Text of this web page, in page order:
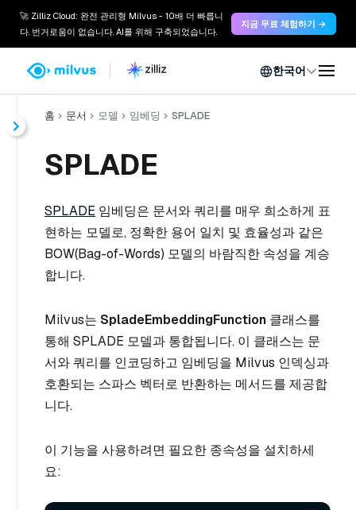
🚀 Zilliz Cloud: 완전 관리형 Milvus - 10배 더 빠릅니
다. 번거로움이 없습니다. AI를 위해 구축되었습니다.
지금 무료 체험하기 →
한국어
홈 문서 모델 임베딩 SPLADE
SPLADE
SPLADE 임베딩은 문서와 쿼리를 매우 희소하게 표
현하는 모델로, 정확한 용어 일치 및 효율성과 같은
BOW(Bag-of-Words) 모델의 바람직한 속성을 계승
합니다.
Milvus는 SpladeEmbeddingFunction 클래스를
통해 SPLADE 모델과 통합됩니다. 이 클래스는 문
서와 쿼리를 인코딩하고 임베딩을 Milvus 인덱싱과
호환되는 스파스 벡터로 반환하는 메서드를 제공합
니다.
이 기능을 사용하려면 필요한 종속성을 설치하세
요: